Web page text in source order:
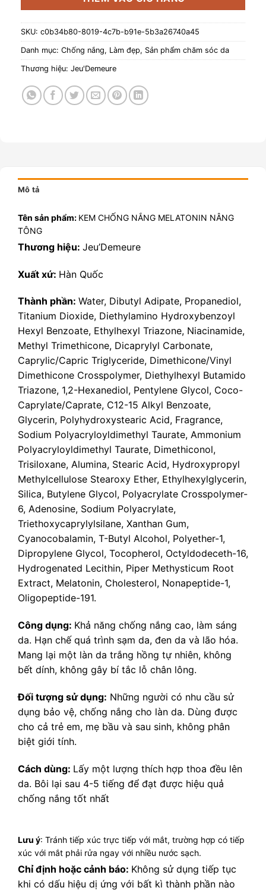
SKU: c0b34b80-8019-4c7b-b91e-5b3a26740a45
Danh mục: Chống nắng, Làm đẹp, Sản phẩm chăm sóc da
Thương hiệu: Jeu'Demeure
Mô tả
Tên sản phẩm: KEM CHỐNG NẮNG MELATONIN NÂNG
TÔNG
Thương hiệu: Jeu’Demeure
Xuất xứ: Hàn Quốc
Thành phần: Water, Dibutyl Adipate, Propanediol,
Titanium Dioxide, Diethylamino Hydroxybenzoyl
Hexyl Benzoate, Ethylhexyl Triazone, Niacinamide,
Methyl Trimethicone, Dicaprylyl Carbonate,
Caprylic/Capric Triglyceride, Dimethicone/Vinyl
Dimethicone Crosspolymer, Diethylhexyl Butamido
Triazone, 1,2-Hexanediol, Pentylene Glycol, Coco-
Caprylate/Caprate, C12-15 Alkyl Benzoate,
Glycerin, Polyhydroxystearic Acid, Fragrance,
Sodium Polyacryloyldimethyl Taurate, Ammonium
Polyacryloyldimethyl Taurate, Dimethiconol,
Trisiloxane, Alumina, Stearic Acid, Hydroxypropyl
Methylcellulose Stearoxy Ether, Ethylhexylglycerin,
Silica, Butylene Glycol, Polyacrylate Crosspolymer-
6, Adenosine, Sodium Polyacrylate,
Triethoxycaprylylsilane, Xanthan Gum,
Cyanocobalamin, T-Butyl Alcohol, Polyether-1,
Dipropylene Glycol, Tocopherol, Octyldodeceth-16,
Hydrogenated Lecithin, Piper Methysticum Root
Extract, Melatonin, Cholesterol, Nonapeptide-1,
Oligopeptide-191.
Công dụng: Khả năng chống nắng cao, làm sáng
da. Hạn chế quá trình sạm da, đen da và lão hóa.
Mang lại một làn da trắng hồng tự nhiên, không
bết dính, không gây bí tắc lỗ chân lông.
Đối tượng sử dụng: Những người có nhu cầu sử
dụng bảo vệ, chống nắng cho làn da. Dùng được
cho cả trẻ em, mẹ bầu và sau sinh, không phân
biệt giới tính.
Cách dùng: Lấy một lượng thích hợp thoa đều lên
da. Bôi lại sau 4-5 tiếng để đạt được hiệu quả
chống nắng tốt nhất
Lưu ý: Tránh tiếp xúc trực tiếp với mắt, trường hợp có tiếp
xúc với mắt phải rửa ngay với nhiều nước sạch.
Chỉ định hoặc cảnh báo: Không sử dụng tiếp tục
khi có dấu hiệu dị ứng với bất kì thành phần nào